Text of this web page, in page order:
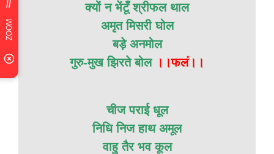
क्यों न भेंटूँ श्रीफल थाल
अमृत मिसरी घोल
बड़े अनमोल
गुरु-मुख झिरते बोल।।फलं।।
चीज पराई धूल
निधि निज हाथ अमूल
वाहु तैर भव कूल